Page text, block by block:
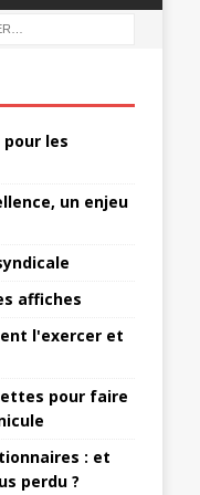
les
un enjeu
affiches
l'exercer et
pour faire
: et
perdu ?